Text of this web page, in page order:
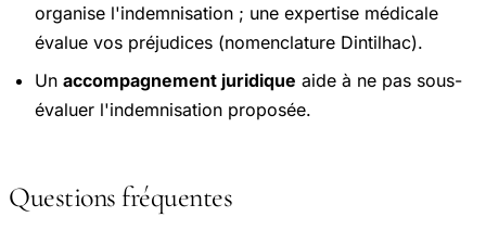
organise l'indemnisation ; une expertise médicale
évalue vos préjudices (nomenclature Dintilhac).
Un accompagnement juridique aide à ne pas sous-
évaluer l'indemnisation proposée.
Questions fréquentes